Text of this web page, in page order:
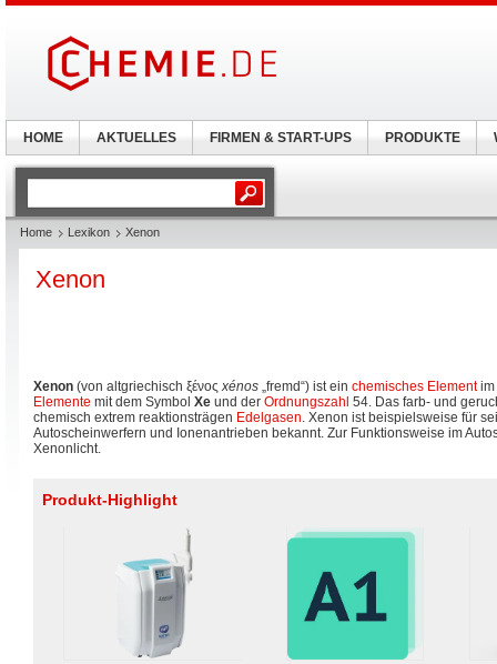
Home Lexikon Xenon
Xenon
Xenon (von altgriechisch ξένος xénos „fremd“) ist ein chemisches Elementim
Elemente mit dem Symbol Xe und der Ordnungszahl 54. Das farb- und
chemisch extrem reaktionsträgen Edelgasen. Xenon ist beispielsweise für
Autoscheinwerfern und Ionenantrieben bekannt. Zur Funktionsweise im
Xenonlicht.
Produkt-Highlight
HOME AKTUELLES FIRMEN & START-UPS PRODUKTE